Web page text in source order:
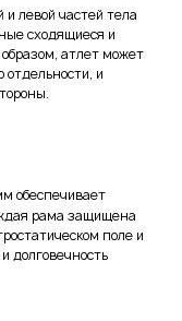
и левой частей тела
сходящиеся и
атлет может
и
обеспечивает
рама защищена
поле и
долговечность